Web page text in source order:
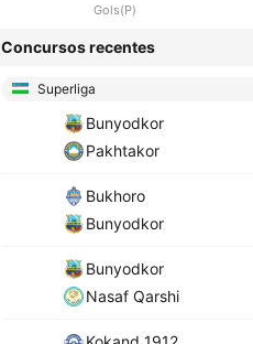
Gols(P)
Concursos recentes
Superliga
Bunyodkor
Pakhtakor
Bukhoro
Bunyodkor
Bunyodkor
Nasaf Qarshi